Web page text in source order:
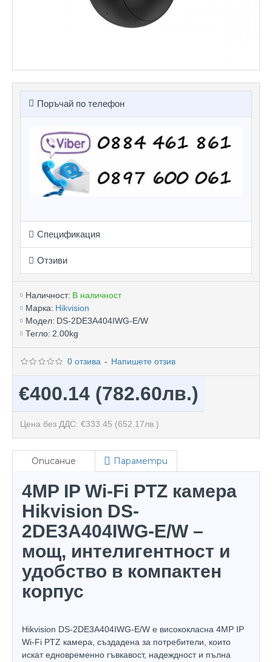
Поръчай по телефон
Спецификация
Отзиви
Наличност: В наличност
Марка: Hikvision
Модел: DS-2DE3A404IWG-E/W
Тегло: 2.00kg
0 отзива - Напишете отзив
€400.14 (782.60лв.)
Цена без ДДС: €333.45 (652.17лв.)
Описание Параметри
4MP IP Wi-Fi PTZ камера
Hikvision DS-
2DE3A404IWG-E/W –
мощ, интелигентност и
удобство в компактен
корпус
Hikvision DS-2DE3A404IWG-E/W е висококласна 4MP IP
Wi-Fi PTZ камера, създадена за потребители, които
искат едновременно гъвкавост, надеждност и пълна